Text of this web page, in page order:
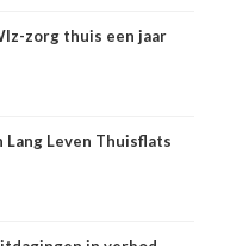
zorg thuis een jaar
Leven Thuisflats